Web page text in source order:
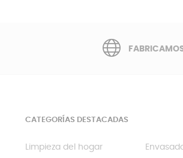
CATEGORÍAS DESTACADAS
Limpieza del hogar